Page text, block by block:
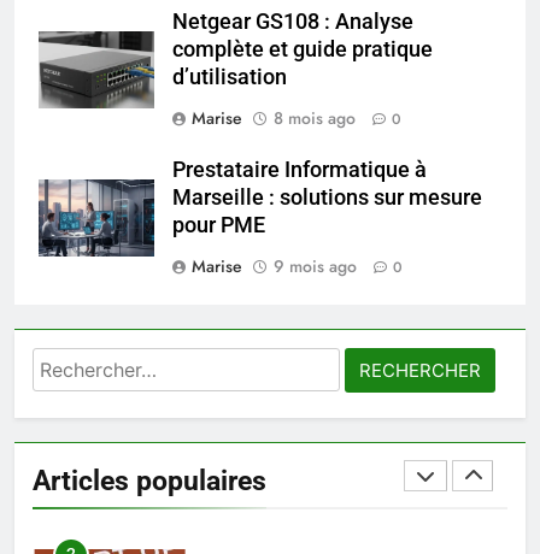
Netgear GS108 : Analyse
complète et guide pratique
d’utilisation
Marise
8 mois ago 0
Prestataire Informatique à
Marseille : solutions sur mesure
pour PME
Marise
9 mois ago 0
Rechercher :
Articles populaires
SANTÉ
Prévenir les chutes chez les
exercices
BIEN ÊTRE
8
Voyance à La Rochelle : où
sérieux à un tarif juste ?
BIEN ÊTRE
1
reviennent chaque année
MODE